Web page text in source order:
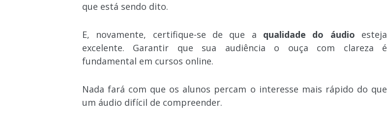
que está sendo dito.
E, novamente, certifique-se de que a qualidade do áudio esteja
excelente. Garantir que sua audiência o ouça com clareza é
fundamental em cursos online.
Nada fará com que os alunos percam o interesse mais rápido do que
um áudio difícil de compreender.